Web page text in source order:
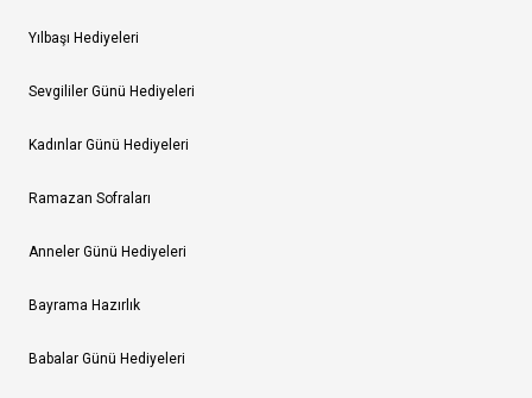
Yılbaşı Hediyeleri
Sevgililer Günü Hediyeleri
Kadınlar Günü Hediyeleri
Ramazan Sofraları
Anneler Günü Hediyeleri
Bayrama Hazırlık
Babalar Günü Hediyeleri